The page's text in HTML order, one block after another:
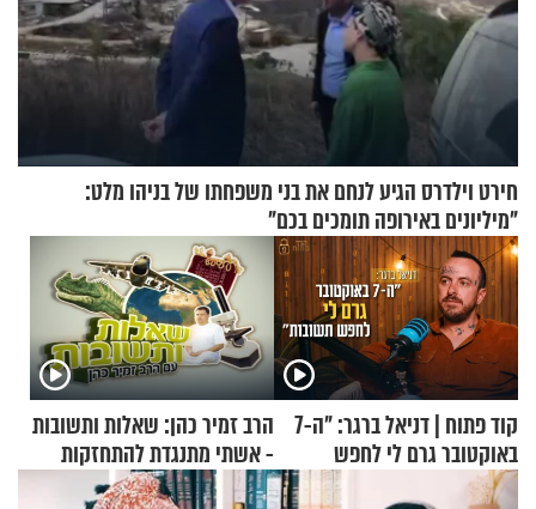
חירט וילדרס הגיע לנחם את בני משפחתו של בניהו מלט:
"מיליונים באירופה תומכים בכם"
קוד פתוח | דניאל ברגר: "ה-7
באוקטובר גרם לי לחפש
תשובות"
הרב זמיר כהן: שאלות ותשובות
- אשתי מתנגדת להתחזקות
שלי